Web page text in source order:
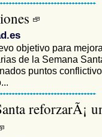
objetivo para
de la Semana
puntos
reforzarÃ¡